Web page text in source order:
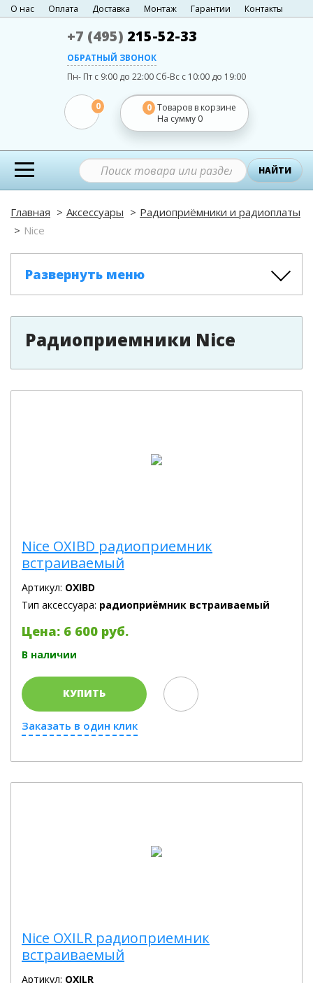
О нас Оплата Доставка Монтаж Гарантии Контакты
+7 (495) 215-52-33
ОБРАТНЫЙ ЗВОНОК
Пн- Пт с 9:00 до 22:00 Сб-Вс с 10:00 до 19:00
0 0 Товаров в корзине
На сумму 0
НАЙТИ
Главная Аксессуары
Радиоприёмники и радиоплаты
Nice
Развернуть меню
Радиоприемники Nice
Nice OXIBD радиоприемник
встраиваемый
Артикул: OXIBD
Тип аксессуара: радиоприёмник встраиваемый
Цена: 6 600 руб.
В наличии
КУПИТЬ
Заказать в один клик
Nice OXILR радиоприемник
встраиваемый
Артикул: OXILR